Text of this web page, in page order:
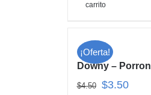
carrito
¡Oferta!
Downy – Porron
$4.50 $3.50